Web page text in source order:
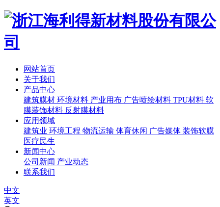
网站首页
关于我们
产品中心
建筑膜材 环境材料 产业用布 广告喷绘材料 TPU材料 软
膜装饰材料 反射膜材料
应用领域
建筑业 环境工程 物流运输 体育休闲 广告媒体 装饰软膜
医疗民生
新闻中心
公司新闻 产业动态
联系我们
中文
英文